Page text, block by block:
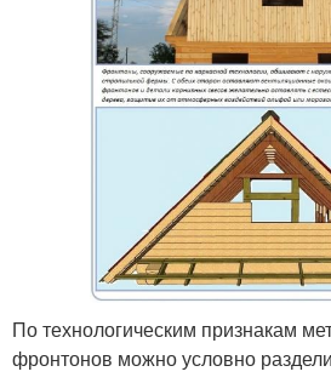
По технологическим признакам
фронтонов можно условно